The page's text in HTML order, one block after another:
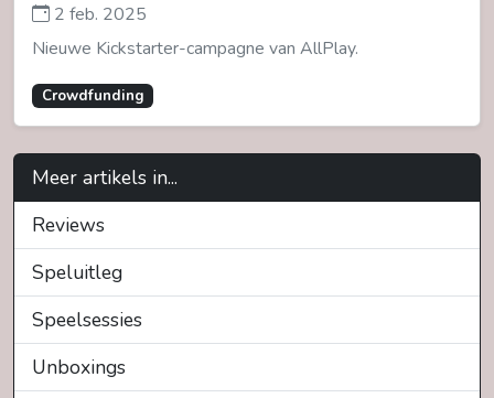
2 feb. 2025
Nieuwe Kickstarter-campagne van AllPlay.
Crowdfunding
Meer artikels in...
Reviews
Speluitleg
Speelsessies
Unboxings